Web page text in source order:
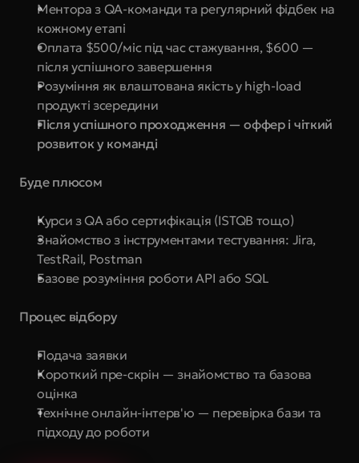
Ментора з QA-команди та регулярний фідбек на
кожному етапі
Оплата $500/міс під час стажування, $600 —
після успішного завершення
Розуміння як влаштована якість у high-load
продукті зсередини
Після успішного проходження — оффер і чіткий
розвиток у команді
Буде плюсом
Курси з QA або сертифікація (ISTQB тощо)
Знайомство з інструментами тестування: Jira,
TestRail, Postman
Базове розуміння роботи API або SQL
Процес відбору
Подача заявки
Короткий пре-скрін — знайомство та базова
оцінка
Технічне онлайн-інтерв'ю — перевірка бази та
підходу до роботи